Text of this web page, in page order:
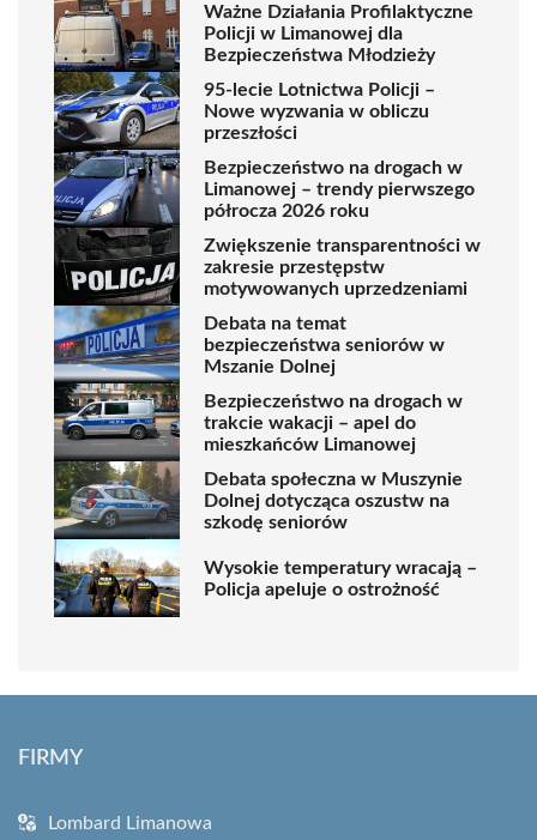
Ważne Działania Profilaktyczne
Policji w Limanowej dla
Bezpieczeństwa Młodzieży
95-lecie Lotnictwa Policji –
Nowe wyzwania w obliczu
przeszłości
Bezpieczeństwo na drogach w
Limanowej – trendy pierwszego
półrocza 2026 roku
Zwiększenie transparentności w
zakresie przestępstw
motywowanych uprzedzeniami
Debata na temat
bezpieczeństwa seniorów w
Mszanie Dolnej
Bezpieczeństwo na drogach w
trakcie wakacji – apel do
mieszkańców Limanowej
Debata społeczna w Muszynie
Dolnej dotycząca oszustw na
szkodę seniorów
Wysokie temperatury wracają –
Policja apeluje o ostrożność
FIRMY
Lombard Limanowa